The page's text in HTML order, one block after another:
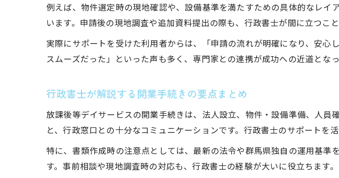
例えば、物件選定時の現地確認や、設備基準を満たすための具体的なレ
います。申請後の現地調査や追加資料提出の際も、行政書士が間に立つこ
実際にサポートを受けた利用者からは、「申請の流れが明確になり、安
スムーズだった」といった声も多く、専門家との連携が成功への近道となっ
行政書士が解説する開業手続きの要点まとめ
放課後等デイサービスの開業手続きは、法人設立、物件・設備準備、人
と、行政窓口との十分なコミュニケーションです。行政書士のサポートを
特に、書類作成時の注意点としては、最新の法令や群馬県独自の運用基
す。事前相談や現地調査時の対応も、行政書士の経験が大いに役立ちます。